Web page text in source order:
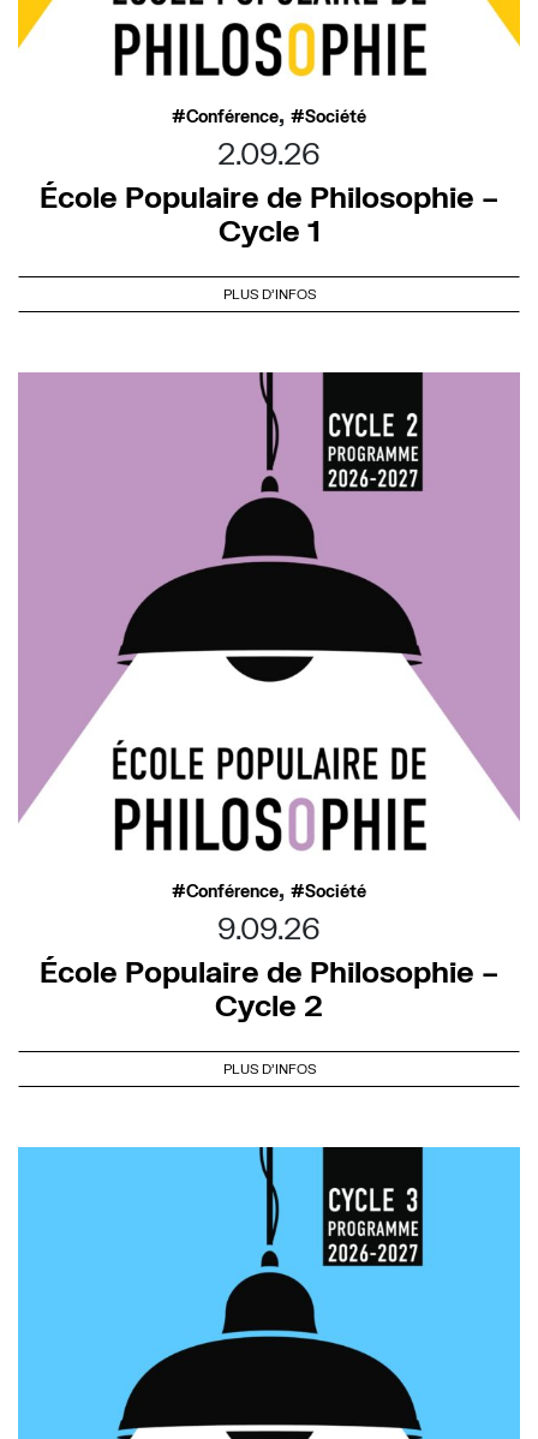
Conférence, Société
2.09.26
École Populaire de Philosophie –
Cycle 1
PLUS D'INFOS
Conférence, Société
9.09.26
École Populaire de Philosophie –
Cycle 2
PLUS D'INFOS